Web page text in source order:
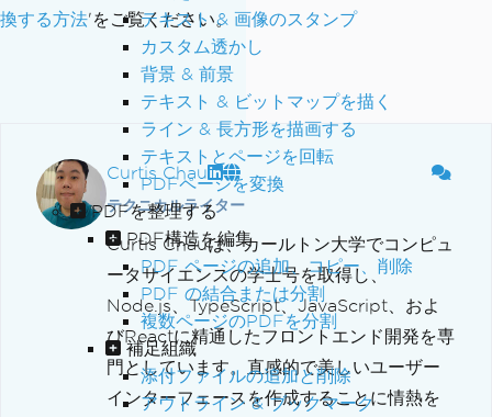
テキスト & 画像のスタンプ
カスタム透かし
背景 & 前景
テキスト & ビットマップを描く
ライン & 長方形を描画する
テキストとページを回転
PDFページを変換
PDFを整理する
PDF構造を編集
PDF ページの追加、コピー、削除
PDF の結合または分割
複数ページのPDFを分割
補足組織
添付ファイルの追加と削除
アウトライン & ブックマーク
換する方法'をご覧ください。
Curtis Chau
テクニカルライター
Curtis Chauは、カールトン大学でコンピュ
ータサイエンスの学士号を取得し、
Node.js、TypeScript、JavaScript、およ
びReactに精通したフロントエンド開発を専
門としています。直感的で美しいユーザー
インターフェースを作成することに情熱を